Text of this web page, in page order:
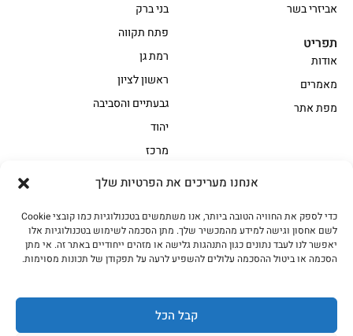
אנחנו מעריכים את הפרטיות שלך
כדי לספק את החוויה הטובה ביותר, אנו משתמשים בטכנולוגיות כמו קובצי Cookie
לשם אחסון וגישה למידע מהמכשיר שלך. מתן הסכמה לשימוש בטכנולוגיות אלו
יאפשר לנו לעבד נתונים כגון התנהגות גלישה או מזהים ייחודיים באתר זה. אי מתן
הסכמה או ביטול ההסכמה עלולים להשפיע לרעה על תפקודן של תכונות מסוימות.
קבל הכל
אווז
בשר בקר משובח
בשר בקר עגלה משובח
בשר למעשנת
הודו
חלקים אחוריים
מיוחדי מסורת1
בני ברק
פתח תקווה
רמת גן
ראשון לציון
גבעתיים והסביבה
יהוד
מרכז
אביזרי בשר
תפריט
אודות
מאמרים
מפת אתר